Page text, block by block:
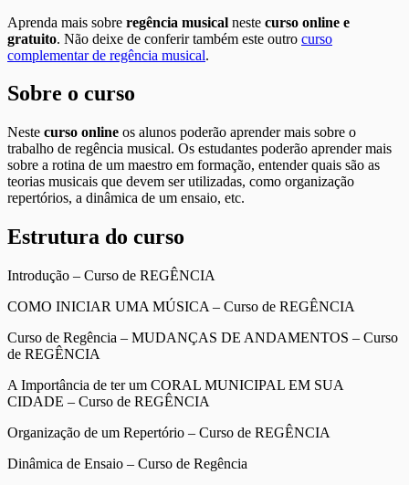
Aprenda mais sobre regência musical neste curso online e
gratuito. Não deixe de conferir também este outro curso
complementar de regência musical.
Sobre o curso
Neste curso online os alunos poderão aprender mais sobre o
trabalho de regência musical. Os estudantes poderão aprender mais
sobre a rotina de um maestro em formação, entender quais são as
teorias musicais que devem ser utilizadas, como organização
repertórios, a dinâmica de um ensaio, etc.
Estrutura do curso
Introdução – Curso de REGÊNCIA
COMO INICIAR UMA MÚSICA – Curso de REGÊNCIA
Curso de Regência – MUDANÇAS DE ANDAMENTOS – Curso
de REGÊNCIA
A Importância de ter um CORAL MUNICIPAL EM SUA
CIDADE – Curso de REGÊNCIA
Organização de um Repertório – Curso de REGÊNCIA
Dinâmica de Ensaio – Curso de Regência